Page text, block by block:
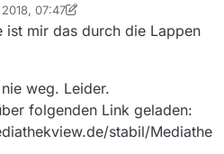
passiert nach wie vor nichts.
du ja auch schon mit einer
. Damals hattest du auf
gegeben.
Version 13.1.1 runtergeladen?
in den “Einstellungen -->
“nur die Filme der letzten 30
und dann auf den Button
07:47
8. Apr. 2018, 09:49
ist mir das durch die Lappen
weg. Leider.
folgenden Link geladen:
stabil/Mediathe